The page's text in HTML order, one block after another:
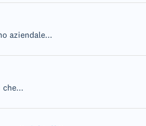
aziendale...